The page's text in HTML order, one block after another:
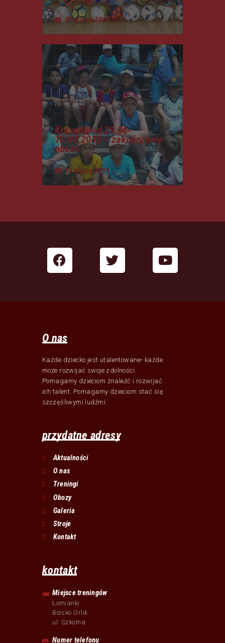
21 marca 2019
Krasnobród 29.06-
10.07.2015 – zakończenie
obozu
14 marca 2019
O nas
Każde dziecko jest utalentowane- każde
może rozwijać swoje zdolności.
Pomagamy dzieciom znaleźć i rozwijać
ich talent. Pomagamy dzieciom stać się
szczęśliwymi ludźmi.
przydatne adresy
Aktualności
O nas
Treningi
Obozy
Galeria
Stroje
Kontakt
kontakt
Miejsce treningów
Łomianki
Boisko Orlik
ul. Szkolna
Numer telefonu